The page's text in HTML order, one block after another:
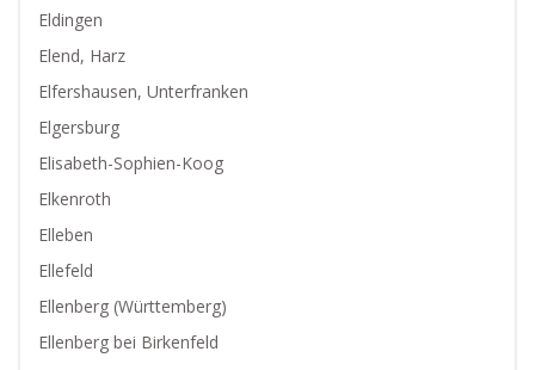
Eldingen
Elend, Harz
Elfershausen, Unterfranken
Elgersburg
Elisabeth-Sophien-Koog
Elkenroth
Elleben
Ellefeld
Ellenberg (Württemberg)
Ellenberg bei Birkenfeld